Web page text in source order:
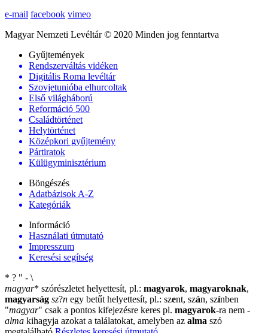
e-mail facebook vimeo
Magyar Nemzeti Levéltár © 2020 Minden jog fenntartva
Gyűjtemények
Rendszerváltás vidéken
Digitális Roma levéltár
Szovjetunióba elhurcoltak
Első világháború
Reformáció 500
Családtörténet
Helytörténet
Középkori gyűjtemény
Pártiratok
Külügyminisztérium
Böngészés
Adatbázisok A-Z
Kategóriák
Információ
Használati útmutató
Impresszum
Keresési segítség
* ? " - \
magyar* szórészletet helyettesít, pl.: magyarok, magyaroknak,
magyarság sz?n egy betűt helyettesít, pl.: szent, szán, színben
"magyar" csak a pontos kifejezésre keres pl. magyarok-ra nem -
alma kihagyja azokat a találatokat, amelyben az alma szó